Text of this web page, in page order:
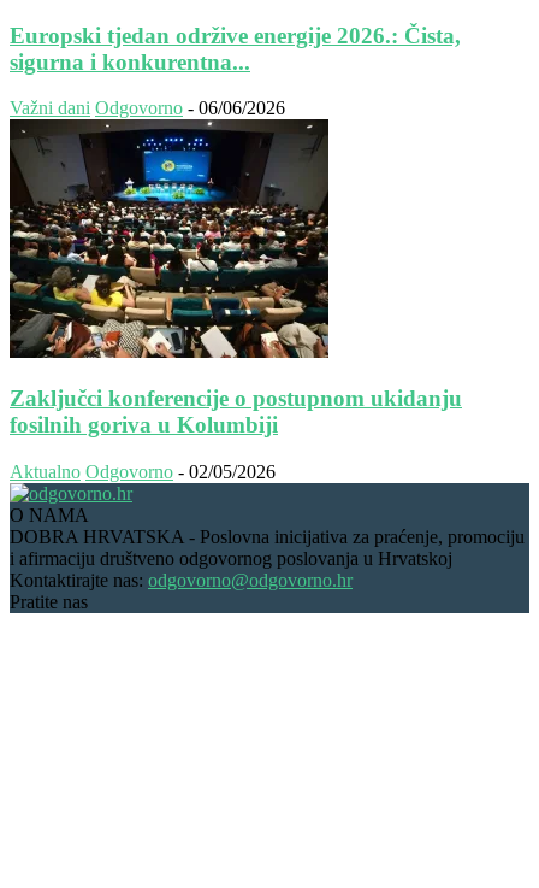
Europski tjedan održive energije 2026.: Čista,
sigurna i konkurentna...
Važni dani Odgovorno - 06/06/2026
Zaključci konferencije o postupnom ukidanju
fosilnih goriva u Kolumbiji
Aktualno Odgovorno - 02/05/2026
O NAMA
DOBRA HRVATSKA - Poslovna inicijativa za praćenje, promociju
i afirmaciju društveno odgovornog poslovanja u Hrvatskoj
Kontaktirajte nas: odgovorno@odgovorno.hr
Pratite nas